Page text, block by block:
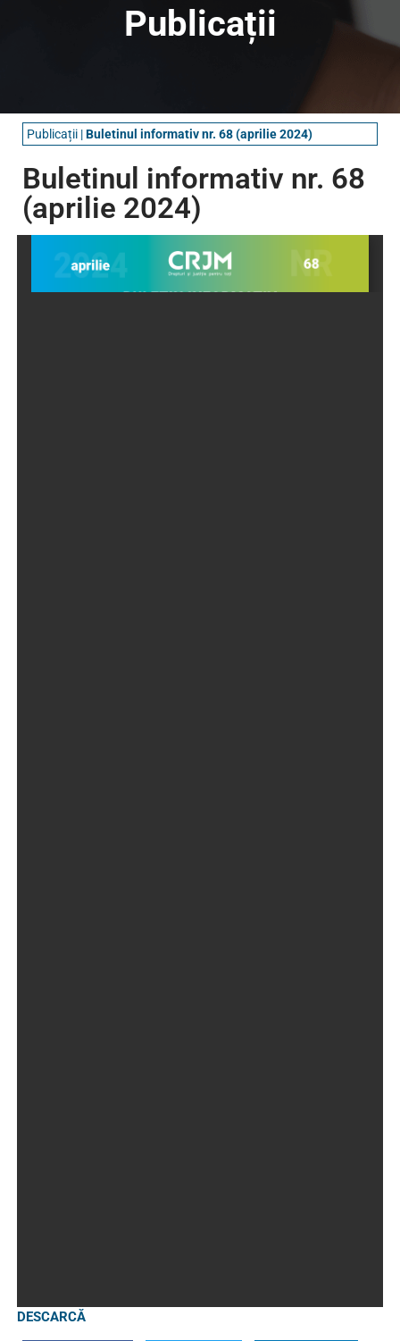
Publicații
Publicații |Buletinul informativ nr. 68 (aprilie 2024)
Buletinul informativ nr. 68
(aprilie 2024)
DESCARCĂ